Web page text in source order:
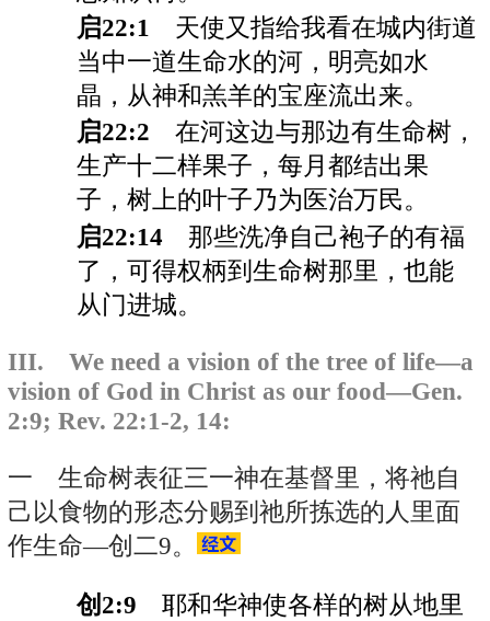
启22:1
天使又指给我看在城内街道
当中一道生命水的河，明亮如水
晶，从神和羔羊的宝座流出来。
启22:2 在河这边与那边有生命树，
生产十二样果子，每月都结出果
子，树上的叶子乃为医治万民。
启22:14 那些洗净自己袍子的有福
了，可得权柄到生命树那里，也能
从门进城。
III. We need a vision of the tree of life—a
vision of God in Christ as our food—Gen.
2:9; Rev. 22:1-2, 14:
一 生命树表征三一神在基督里，将祂自
己以食物的形态分赐到祂所拣选的人里面
作生命—创二9。
创2:9 耶和华神使各样的树从地里